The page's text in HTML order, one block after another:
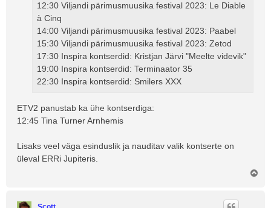
12:30 Viljandi pärimusmuusika festival 2023: Le Diable
à Cinq
14:00 Viljandi pärimusmuusika festival 2023: Paabel
15:30 Viljandi pärimusmuusika festival 2023: Zetod
17:30 Inspira kontserdid: Kristjan Järvi "Meelte videvik"
19:00 Inspira kontserdid: Terminaator 35
22:30 Inspira kontserdid: Smilers XXX
ETV2 panustab ka ühe kontserdiga:
12:45 Tina Turner Arnhemis
Lisaks veel väga esinduslik ja nauditav valik kontserte on
üleval ERRi Jupiteris.